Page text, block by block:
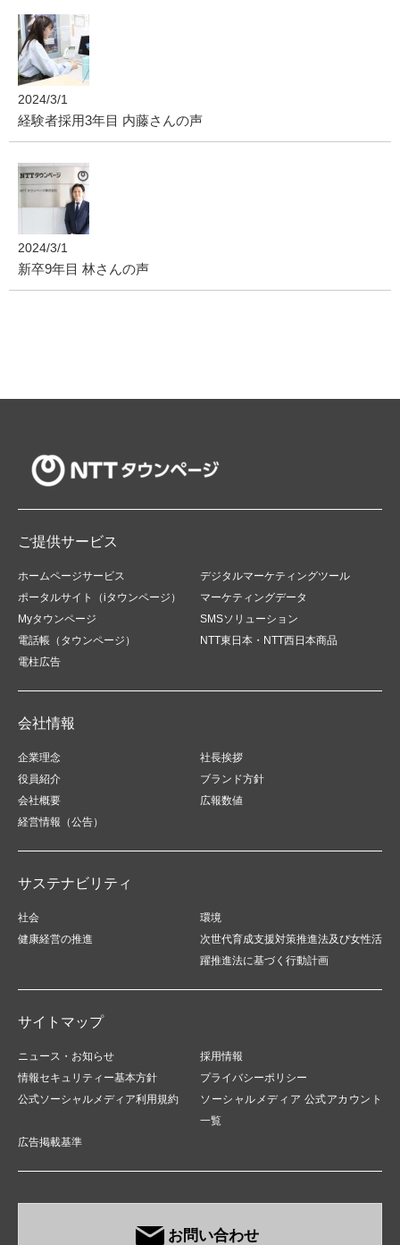
2024/3/1
経験者採用3年目 内藤さんの声
2024/3/1
新卒9年目 林さんの声
ご提供サービス
ホームページサービス
デジタルマーケティングツール
ポータルサイト（iタウンページ）
マーケティングデータ
Myタウンページ
SMSソリューション
電話帳（タウンページ）
NTT東日本・NTT西日本商品
電柱広告
会社情報
企業理念
社長挨拶
役員紹介
ブランド方針
会社概要
広報数値
経営情報（公告）
サステナビリティ
社会
環境
健康経営の推進
次世代育成支援対策推進法及び女性活
躍推進法に基づく行動計画
サイトマップ
ニュース・お知らせ
採用情報
情報セキュリティー基本方針
プライバシーポリシー
公式ソーシャルメディア利用規約
ソーシャルメディア 公式アカウント
一覧
広告掲載基準
お問い合わせ